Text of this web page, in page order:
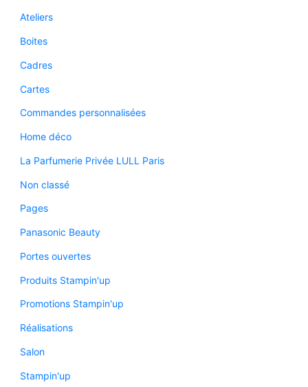
Ateliers
Boites
Cadres
Cartes
Commandes personnalisées
Home déco
La Parfumerie Privée LULL Paris
Non classé
Pages
Panasonic Beauty
Portes ouvertes
Produits Stampin'up
Promotions Stampin'up
Réalisations
Salon
Stampin'up